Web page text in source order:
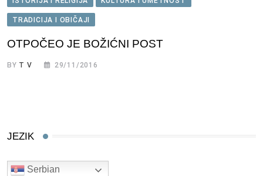
TRADICIJA I OBIČAJI
OTPOČEO JE BOŽIĆNI POST
BY T V 29/11/2016
JEZIK
Serbian